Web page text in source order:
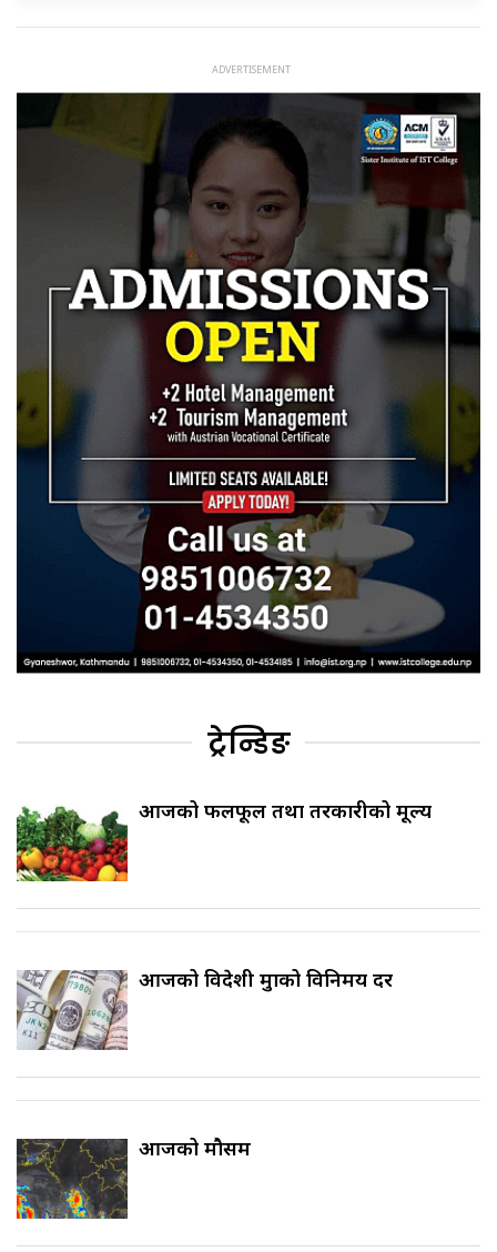
ट्रेन्डिङ
आजको फलफूल तथा तरकारीको मूल्य
आजको विदेशी मुद्राको विनिमय दर
आजको मौसम